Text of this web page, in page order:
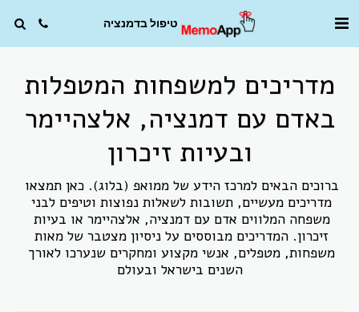
טיפול בדמנציה
מדריכים למשפחות המטפלות
באדם עם דמנציה, אלצהיימר
ובעיות זיכרון
השנים בישראל ובעולם